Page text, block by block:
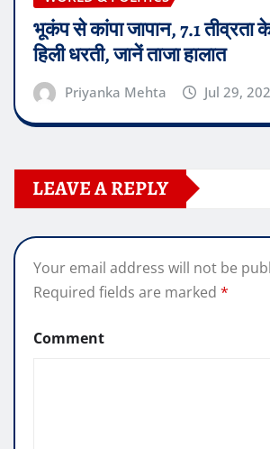
भूकंप से कांपा जापान, 7.1
हिली धरती, जानें ताजा हालात
Priyanka Mehta Jul 29,
LEAVE A REPLY
Your email address will not be
Required fields are marked *
Comment